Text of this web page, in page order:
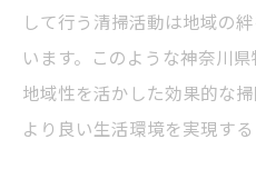
クリーニングサー
ツ
掃除のプロと一緒
して行う清掃活動は地域の
います。このような神奈川
地域性を活かした効果的な
より良い生活環境を実現する